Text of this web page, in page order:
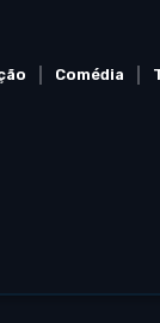
Comédia